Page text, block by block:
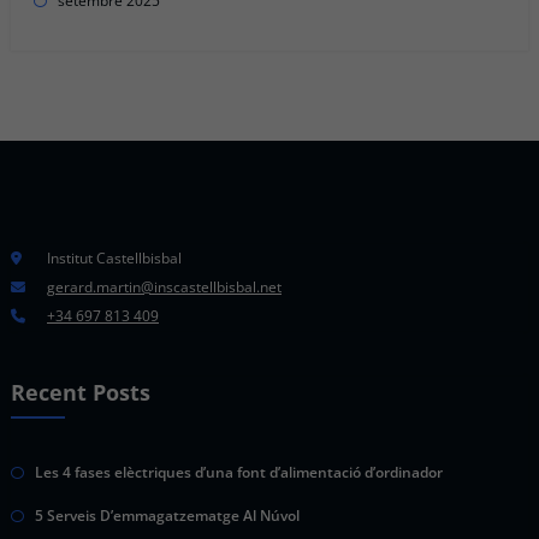
Institut Castellbisbal
gerard.martin@inscastellbisbal.net
+34 697 813 409
Recent Posts
Les 4 fases elèctriques d’una font d’alimentació d’ordinador
5 Serveis D’emmagatzematge Al Núvol